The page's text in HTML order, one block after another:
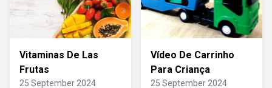
Vitaminas De Las
Frutas
25 September 2024
Vídeo De Carrinho
Para Criança
25 September 2024